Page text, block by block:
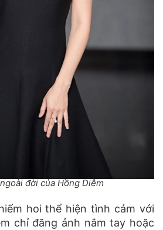
đời của Hồng Diễm
hoi thể hiện tình cảm với
chỉ đăng ảnh nắm tay hoặc